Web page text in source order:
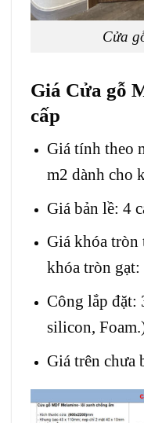
Cửa
Giá Cửa gỗ
cấp
Giá tính theo
m2 dành cho
Giá bản lề: 4
Giá khóa
khóa tròn
Công lắp đặt:
silicon,
Giá trên chưa